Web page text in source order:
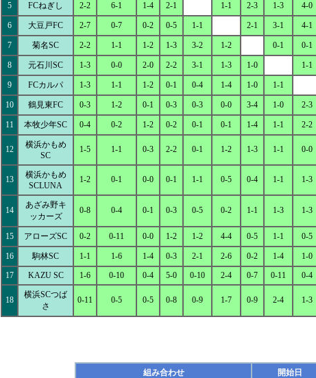
5 FCねぎし 2-2 6-1 1-4 2-1 1-1 2-3 1-3 4-0
6 大豆戸FC 2-7 0-7 0-2 0-5 1-1 2-1 3-1 4-1
7 菊名SC 2-2 1-1 1-2 1-3 3-2 1-2 0-1 0-1
8 元石川SC 1-3 0-0 2-0 2-2 3-1 1-3 1-0 1-1
9 FCカルパ 1-3 1-1 1-2 0-1 0-4 1-4 1-0 1-1
10 鶴見東FC 0-3 1-2 0-1 0-3 0-3 0-0 3-4 1-0 2-3
11 本牧少年SC 0-4 0-2 1-2 0-2 0-1 0-1 1-4 1-1 2-2
12
横浜かもめ
SC
1-5 1-1 0-3 2-2 0-1 1-2 1-3 1-1 0-0
13
横浜かもめ
SCLUNA
1-2 0-1 0-0 0-1 1-1 0-5 0-4 1-1 1-3
14
あざみ野キ
ッカーズ
0-8 0-4 0-1 0-3 0-5 0-2 1-1 1-3 1-3
15 アローズSC 0-2 0-11 0-0 1-2 1-2 4-4 0-5 1-1 0-5
16 駒林SC 1-1 1-6 1-4 0-3 2-1 2-6 0-2 1-4 1-0
17
KAZU SC 1-6 0-10 0-4 5-0 0-10 2-4 0-7 0-11 0-4
18
横浜SCつば
さ
0-11 0-5 0-5 0-8 0-9 1-7 0-9 2-4 1-3
組み合わせ
開始日